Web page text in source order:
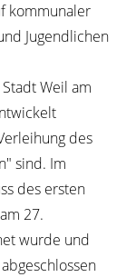
kommunaler
Jugendlichen
Weil am
des
sind. Im
des ersten
27.
wurde und